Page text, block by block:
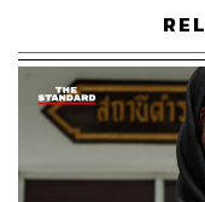
รัฐมนตรี และรัฐมนต
ให้สัมภาษณ์บางครั้ง
มาก็น่าจะดีกว่า เพรา
หรือปฏิเสธความรับผิ
ทำได้อยู่แล้ว และหา
นิติธรรม เรื่องนี้ก็จะ
ที่จะปกป้องหลักนิติธร